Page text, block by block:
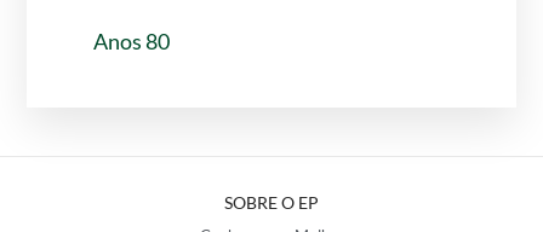
Anos 80
SOBRE O EP